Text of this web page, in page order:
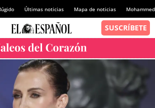
Últimas noticias Mapa de noticias